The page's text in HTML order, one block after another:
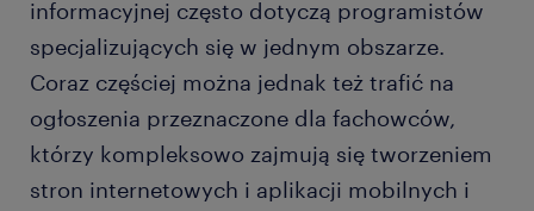
informacyjnej często dotyczą programistów
specjalizujących się w jednym obszarze.
Coraz częściej można jednak też trafić na
ogłoszenia przeznaczone dla fachowców,
którzy kompleksowo zajmują się tworzeniem
stron internetowych i aplikacji mobilnych i